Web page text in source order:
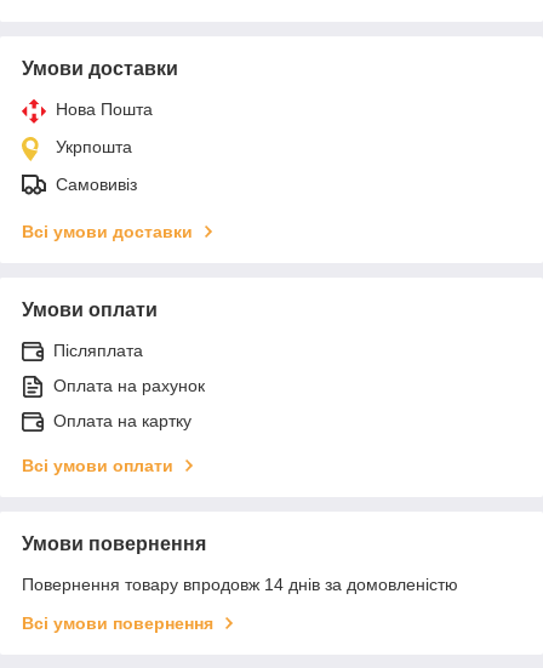
Умови доставки
Нова Пошта
Укрпошта
Самовивіз
Всі умови доставки
Умови оплати
Післяплата
Оплата на рахунок
Оплата на картку
Всі умови оплати
Умови повернення
Повернення товару впродовж 14 днів за домовленістю
Всі умови повернення